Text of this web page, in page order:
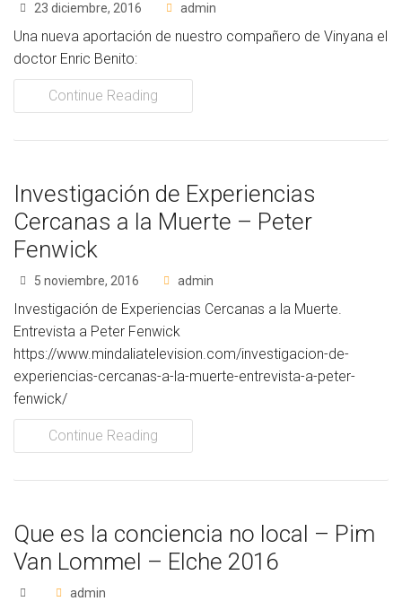
23 diciembre, 2016 admin
Una nueva aportación de nuestro compañero de Vinyana el
doctor Enric Benito:
Continue Reading
Investigación de Experiencias
Cercanas a la Muerte – Peter
Fenwick
5 noviembre, 2016 admin
Investigación de Experiencias Cercanas a la Muerte.
Entrevista a Peter Fenwick
https://www.mindaliatelevision.com/investigacion-de-
experiencias-cercanas-a-la-muerte-entrevista-a-peter-
fenwick/
Continue Reading
Que es la conciencia no local – Pim
Van Lommel – Elche 2016
admin